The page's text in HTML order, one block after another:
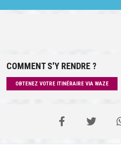
COMMENT S'Y RENDRE ?
OBTENEZ VOTRE ITINÉRAIRE VIA WAZE